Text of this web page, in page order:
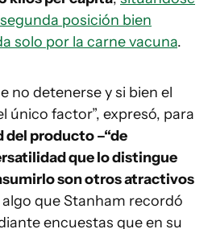
posición bien
solo por la carne vacuna.
no detenerse y si bien el
único factor”, expresó, para
del producto –“de
que lo distingue
son otros atractivos
algo que Stanham recordó
encuestas que en su